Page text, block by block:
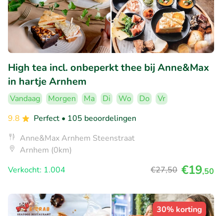
High tea incl. onbeperkt thee bij Anne&Max
in hartje Arnhem
Vandaag Morgen Ma Di Wo Do
Vr
9.8
Perfect • 105 beoordelingen
Anne&Max Arnhem Steenstraat
Arnhem (0km)
Verkocht: 1.004
€27,50 €19,50
30% korting